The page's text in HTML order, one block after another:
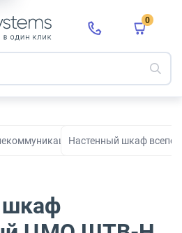
0
оборудование для СКС и
шкафы
Настенный шкаф
шкаф